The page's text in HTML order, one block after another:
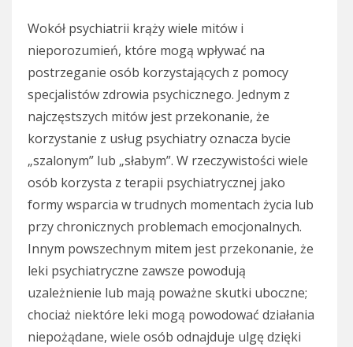
Wokół psychiatrii krąży wiele mitów i
nieporozumień, które mogą wpływać na
postrzeganie osób korzystających z pomocy
specjalistów zdrowia psychicznego. Jednym z
najczęstszych mitów jest przekonanie, że
korzystanie z usług psychiatry oznacza bycie
„szalonym” lub „słabym”. W rzeczywistości wiele
osób korzysta z terapii psychiatrycznej jako
formy wsparcia w trudnych momentach życia lub
przy chronicznych problemach emocjonalnych.
Innym powszechnym mitem jest przekonanie, że
leki psychiatryczne zawsze powodują
uzależnienie lub mają poważne skutki uboczne;
chociaż niektóre leki mogą powodować działania
niepożądane, wiele osób odnajduje ulgę dzięki